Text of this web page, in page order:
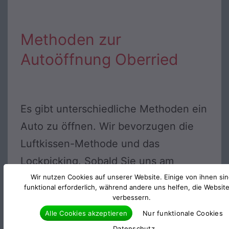
Methoden zur
Autoöffnung Oberried
Es gibt unterschiedliche Methoden ein
Auto zu öffnen. Wir bevorzugen die
Luftkissen-Methode und das
Lockpicking. Sobald Sie uns am
Telefon sagen um welches Modell und
Baujahr es sich bei Ihrem KFZ handelt.
Schicken wir Ihnen eine Experten, der
Wir nutzen Cookies auf unserer Website. Einige von ihnen
funktional erforderlich, während andere uns helfen, die
verbessern.
Alle Cookies akzeptieren
Nur funktionale Cookies